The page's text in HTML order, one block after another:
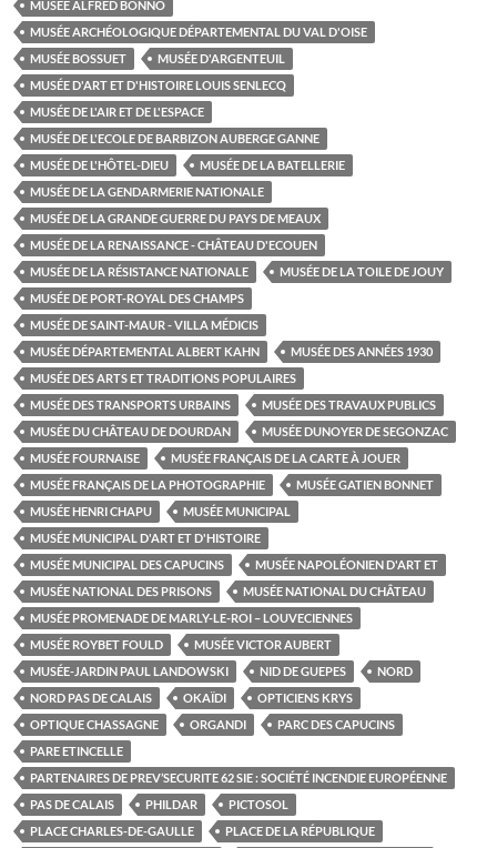
MUSÉE ALFRED BONNO
MUSÉE ARCHÉOLOGIQUE DÉPARTEMENTAL DU VAL D'OISE
MUSÉE BOSSUET
MUSÉE D'ARGENTEUIL
MUSÉE D'ART ET D'HISTOIRE LOUIS SENLECQ
MUSÉE DE L'AIR ET DE L'ESPACE
MUSÉE DE L'ECOLE DE BARBIZON AUBERGE GANNE
MUSÉE DE L'HÔTEL-DIEU
MUSÉE DE LA BATELLERIE
MUSÉE DE LA GENDARMERIE NATIONALE
MUSÉE DE LA GRANDE GUERRE DU PAYS DE MEAUX
MUSÉE DE LA RENAISSANCE - CHÂTEAU D'ECOUEN
MUSÉE DE LA RÉSISTANCE NATIONALE
MUSÉE DE LA TOILE DE JOUY
MUSÉE DE PORT-ROYAL DES CHAMPS
MUSÉE DE SAINT-MAUR - VILLA MÉDICIS
MUSÉE DÉPARTEMENTAL ALBERT KAHN
MUSÉE DES ANNÉES 1930
MUSÉE DES ARTS ET TRADITIONS POPULAIRES
MUSÉE DES TRANSPORTS URBAINS
MUSÉE DES TRAVAUX PUBLICS
MUSÉE DU CHÂTEAU DE DOURDAN
MUSÉE DUNOYER DE SEGONZAC
MUSÉE FOURNAISE
MUSÉE FRANÇAIS DE LA CARTE À JOUER
MUSÉE FRANÇAIS DE LA PHOTOGRAPHIE
MUSÉE GATIEN BONNET
MUSÉE HENRI CHAPU
MUSÉE MUNICIPAL
MUSÉE MUNICIPAL D'ART ET D'HISTOIRE
MUSÉE MUNICIPAL DES CAPUCINS
MUSÉE NAPOLÉONIEN D'ART ET
MUSÉE NATIONAL DES PRISONS
MUSÉE NATIONAL DU CHÂTEAU
MUSÉE PROMENADE DE MARLY-LE-ROI – LOUVECIENNES
MUSÉE ROYBET FOULD
MUSÉE VICTOR AUBERT
MUSÉE-JARDIN PAUL LANDOWSKI
NID DE GUEPES
NORD
NORD PAS DE CALAIS
OKAÏDI
OPTICIENS KRYS
OPTIQUE CHASSAGNE
ORGANDI
PARC DES CAPUCINS
PARE ETINCELLE
PARTENAIRES DE PREV’SECURITE 62 SIE : SOCIÉTÉ INCENDIE EUROPÉENNE
PAS DE CALAIS
PHILDAR
PICTOSOL
PLACE CHARLES-DE-GAULLE
PLACE DE LA RÉPUBLIQUE